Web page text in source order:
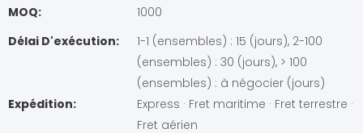
MOQ:
1000
Délai D'exécution:
1-1 (ensembles) : 15 (jours), 2-100
(ensembles) : 30 (jours), > 100
(ensembles) : à négocier (jours)
Expédition:
Express · Fret maritime · Fret terrestre ·
Fret aérien